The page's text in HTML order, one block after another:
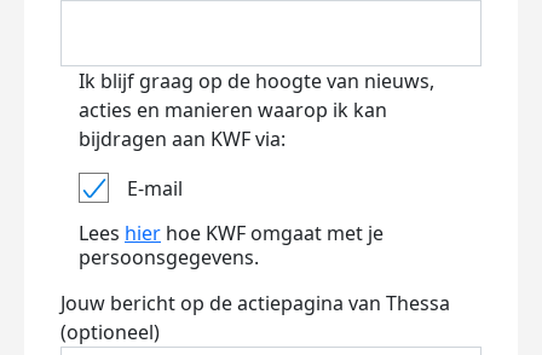
Ik blijf graag op de hoogte van nieuws,
acties en manieren waarop ik kan
bijdragen aan KWF via:
E-mail
Lees hier hoe KWF omgaat met je
persoonsgegevens.
Jouw bericht op de actiepagina van Thessa
(optioneel)